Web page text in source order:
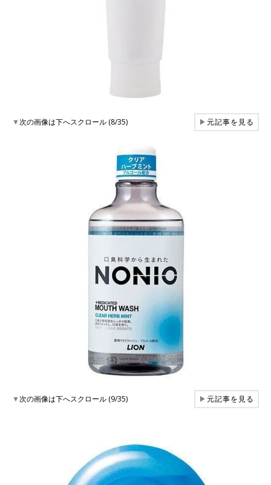
▼次の画像は下へスクロール (8/35) ▶元記事を見る
▼次の画像は下へスクロール (9/35) ▶元記事を見る